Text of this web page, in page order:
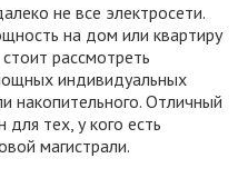
не все электросети.
на дом или квартиру
рассмотреть
индивидуальных
накопительного. Отличный
тех, у кого есть
магистрали.